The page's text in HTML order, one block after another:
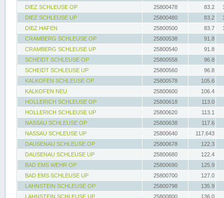
DIEZ SCHLEUSE OP
25800478 83.2
DIEZ SCHLEUSE UP
25800480 83.2
DIEZ HAFEN
25800500 83.7
CRAMBERG SCHLEUSE OP
25800538
91.8
CRAMBERG SCHLEUSE UP
25800540
91.8
SCHEIDT SCHLEUSE OP
25800558
96.8
SCHEIDT SCHLEUSE UP
25800560
96.8
KALKOFEN SCHLEUSE OP
25800578
105.6
KALKOFEN NEU
25800600
106.4
HOLLERICH SCHLEUSE OP
25800618
113.0
HOLLERICH SCHLEUSE UP
25800620
113.1
NASSAU SCHLEUSE OP
25800638
117.6
NASSAU SCHLEUSE UP
25800640
117.643
DAUSENAU SCHLEUSE OP
25800678
122.3
DAUSENAU SCHLEUSE UP
25800680
122.4
BAD EMS WEHR OP
25800690
125.9
BAD EMS SCHLEUSE UP
25800700
127.0
LAHNSTEIN SCHLEUSE OP
25800798
135.9
LAHNSTEIN SCHLEUSE UP
25800800
136.0